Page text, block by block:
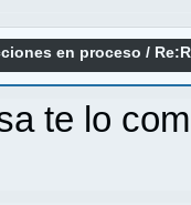
en proceso /
te lo